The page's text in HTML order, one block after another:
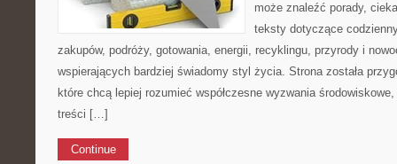
może znaleźć porady,
teksty dotyczące
zakupów, podróży, gotowania, energii, recyklingu, przyrody i
wspierających bardziej świadomy styl życia. Strona została
które chcą lepiej rozumieć współczesne wyzwania
treści […]
Continue